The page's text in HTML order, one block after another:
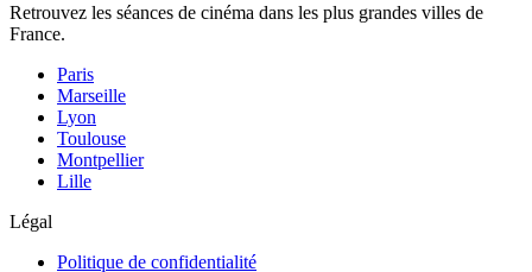
Retrouvez les séances de cinéma dans les plus grandes villes de
France.
Paris
Marseille
Lyon
Toulouse
Montpellier
Lille
Légal
Politique de confidentialité